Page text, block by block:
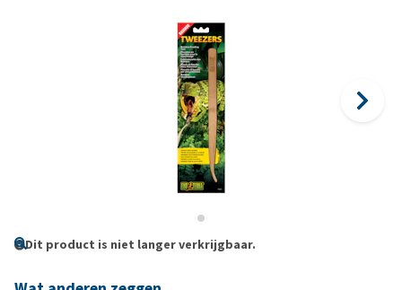
Dit product is niet langer verkrijgbaar.